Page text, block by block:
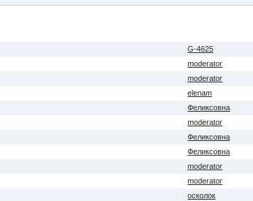
G-4625
moderator
moderator
elenam
Феликсовна
moderator
Феликсовна
Феликсовна
moderator
moderator
осколок